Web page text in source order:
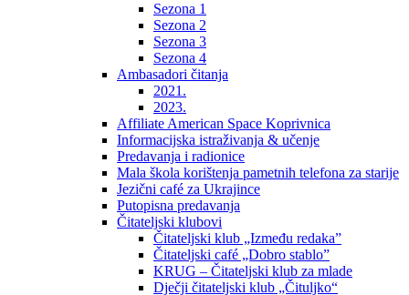
Sezona 1
Sezona 2
Sezona 3
Sezona 4
Ambasadori čitanja
2021.
2023.
Affiliate American Space Koprivnica
Informacijska istraživanja & učenje
Predavanja i radionice
Mala škola korištenja pametnih telefona za starije
Jezični café za Ukrajince
Putopisna predavanja
Čitateljski klubovi
Čitateljski klub „Između redaka”
Čitateljski café „Dobro stablo”
KRUG – Čitateljski klub za mlade
Dječji čitateljski klub „Čituljko“